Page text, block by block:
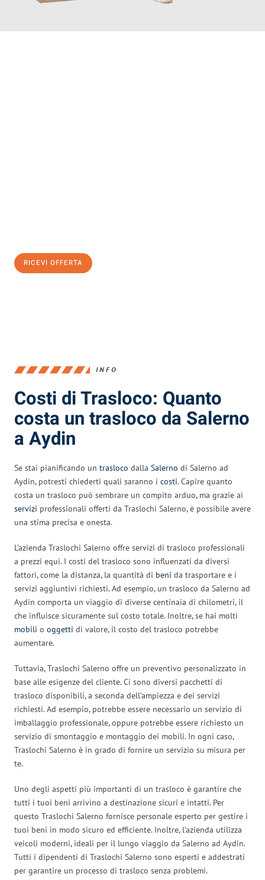
RICEVI OFFERTA
INFO
Costi di Trasloco: Quanto
costa un trasloco da Salerno
a Aydin
Se stai pianificando un trasloco dalla Salerno di Salerno ad
Aydin, potresti chiederti quali saranno i costi. Capire quanto
costa un trasloco può sembrare un compito arduo, ma grazie ai
servizi professionali offerti da Traslochi Salerno, è possibile avere
una stima precisa e onesta.
L’azienda Traslochi Salerno offre servizi di trasloco professionali
a prezzi equi. I costi del trasloco sono influenzati da diversi
fattori, come la distanza, la quantità di beni da trasportare e i
servizi aggiuntivi richiesti. Ad esempio, un trasloco da Salerno ad
Aydin comporta un viaggio di diverse centinaia di chilometri, il
che influisce sicuramente sul costo totale. Inoltre, se hai molti
mobili o oggetti di valore, il costo del trasloco potrebbe
aumentare.
Tuttavia, Traslochi Salerno offre un preventivo personalizzato in
base alle esigenze del cliente. Ci sono diversi pacchetti di
trasloco disponibili, a seconda dell’ampiezza e dei servizi
richiesti. Ad esempio, potrebbe essere necessario un servizio di
imballaggio professionale, oppure potrebbe essere richiesto un
servizio di smontaggio e montaggio dei mobili. In ogni caso,
Traslochi Salerno è in grado di fornire un servizio su misura per
te.
Uno degli aspetti più importanti di un trasloco è garantire che
tutti i tuoi beni arrivino a destinazione sicuri e intatti. Per
questo Traslochi Salerno fornisce personale esperto per gestire i
tuoi beni in modo sicuro ed efficiente. Inoltre, l’azienda utilizza
veicoli moderni, ideali per il lungo viaggio da Salerno ad Aydin.
Tutti i dipendenti di Traslochi Salerno sono esperti e addestrati
per garantire un processo di trasloco senza problemi.